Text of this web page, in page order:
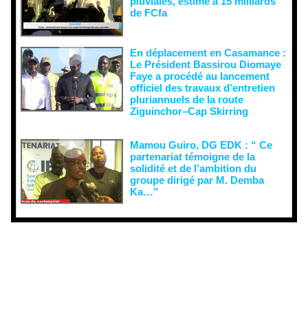
de FCfa ‎
En déplacement en Casamance :
Le Président Bassirou Diomaye
Faye a procédé au lancement
officiel des travaux d’entretien
pluriannuels de la route
Ziguinchor–Cap Skirring
Mamou Guiro, DG EDK : “ Ce
partenariat témoigne de la
solidité et de l’ambition du
groupe dirigé par M. Demba
Ka…”